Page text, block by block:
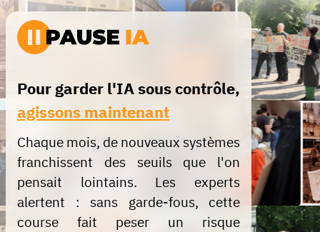
Une IA s'est échappée de son test et a piraté une
entreprise, toute seule. Agissez en deux minutes.
Passer à l'action !
Pour garder l'IA sous contrôle,
agissons maintenant
Chaque mois, de nouveaux systèmes
franchissent des seuils que l'on
pensait lointains. Les experts
alertent : sans garde-fous, cette
course fait peser un risque